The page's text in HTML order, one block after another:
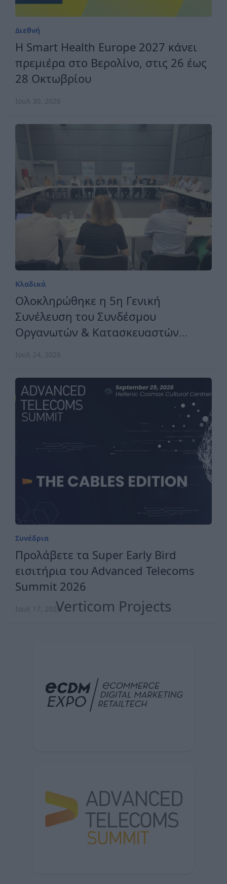
Διεθνή
H Smart Health Europe 2027 κάνει
πρεμιέρα στο Βερολίνο, στις 26 έως
28 Οκτωβρίου
Ιουλ 30, 2026
Κλαδικά
Ολοκληρώθηκε η 5η Γενική
Συνέλευση του Συνδέσμου
Οργανωτών & Κατασκευαστών
Εκθέσεων Ελλάδος
Ιουλ 24, 2026
Συνέδρια
Προλάβετε τα Super Early Bird
εισιτήρια του Advanced Telecoms
Summit 2026
Ιουλ 17, 2026Verticom Projects